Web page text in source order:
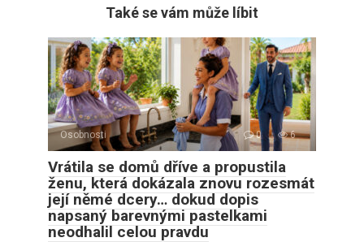
Také se vám může líbit
Osobnosti 0 6
Vrátila se domů dříve a propustila
ženu, která dokázala znovu rozesmát
její němé dcery… dokud dopis
napsaný barevnými pastelkami
neodhalil celou pravdu